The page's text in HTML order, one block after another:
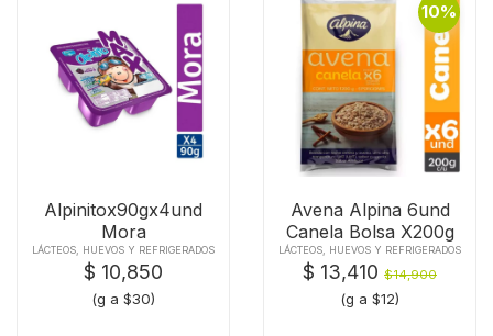
Alpinitox90gx4und
Mora
LÁCTEOS, HUEVOS Y REFRIGERADOS
$ 10,850
(g a $30)
10%
Avena Alpina 6und
Canela Bolsa X200g
LÁCTEOS, HUEVOS Y REFRIGERADOS
$ 13,410 $14,900
(g a $12)